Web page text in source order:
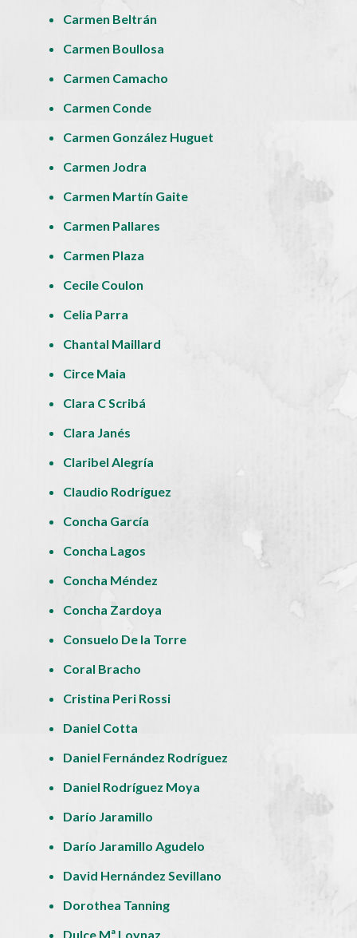
Carmen Beltrán
Carmen Boullosa
Carmen Camacho
Carmen Conde
Carmen González Huguet
Carmen Jodra
Carmen Martín Gaite
Carmen Pallares
Carmen Plaza
Cecile Coulon
Celia Parra
Chantal Maillard
Circe Maia
Clara C Scribá
Clara Janés
Claribel Alegría
Claudio Rodríguez
Concha García
Concha Lagos
Concha Méndez
Concha Zardoya
Consuelo De la Torre
Coral Bracho
Cristina Peri Rossi
Daniel Cotta
Daniel Fernández Rodríguez
Daniel Rodríguez Moya
Darío Jaramillo
Darío Jaramillo Agudelo
David Hernández Sevillano
Dorothea Tanning
Dulce Mª Loynaz